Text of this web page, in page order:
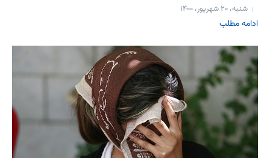
شنبه، ۲۰ شهریور، ۱۴۰۰
ادامه مطلب